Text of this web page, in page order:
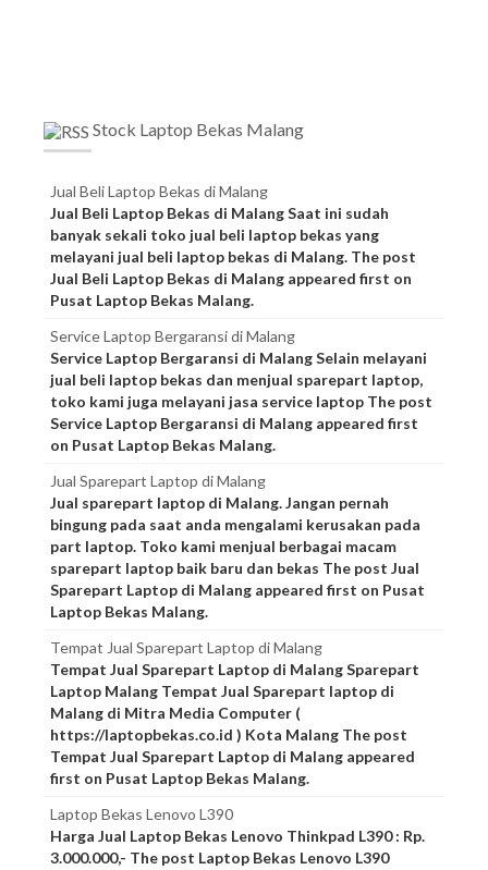
Stock Laptop Bekas Malang
Jual Beli Laptop Bekas di Malang
Jual Beli Laptop Bekas di Malang Saat ini sudah
banyak sekali toko jual beli laptop bekas yang
melayani jual beli laptop bekas di Malang. The post
Jual Beli Laptop Bekas di Malang appeared first on
Pusat Laptop Bekas Malang.
Service Laptop Bergaransi di Malang
Service Laptop Bergaransi di Malang Selain melayani
jual beli laptop bekas dan menjual sparepart laptop,
toko kami juga melayani jasa service laptop The post
Service Laptop Bergaransi di Malang appeared first
on Pusat Laptop Bekas Malang.
Jual Sparepart Laptop di Malang
Jual sparepart laptop di Malang. Jangan pernah
bingung pada saat anda mengalami kerusakan pada
part laptop. Toko kami menjual berbagai macam
sparepart laptop baik baru dan bekas The post Jual
Sparepart Laptop di Malang appeared first on Pusat
Laptop Bekas Malang.
Tempat Jual Sparepart Laptop di Malang
Tempat Jual Sparepart Laptop di Malang Sparepart
Laptop Malang Tempat Jual Sparepart laptop di
Malang di Mitra Media Computer (
https://laptopbekas.co.id ) Kota Malang The post
Tempat Jual Sparepart Laptop di Malang appeared
first on Pusat Laptop Bekas Malang.
Laptop Bekas Lenovo L390
Harga Jual Laptop Bekas Lenovo Thinkpad L390 : Rp.
3.000.000,- The post Laptop Bekas Lenovo L390